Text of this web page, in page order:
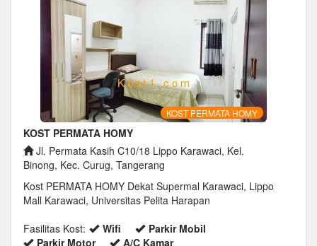
KOST PERMATA HOMY
KOST PERMATA HOMY
Jl. Permata Kasih C10/18 Lippo Karawaci, Kel.
Binong, Kec. Curug, Tangerang
Kost PERMATA HOMY Dekat Supermal Karawaci, Lippo
Mall Karawaci, Universitas Pelita Harapan
Fasilitas Kost:
Wifi
Parkir Mobil
Parkir Motor
A/C Kamar